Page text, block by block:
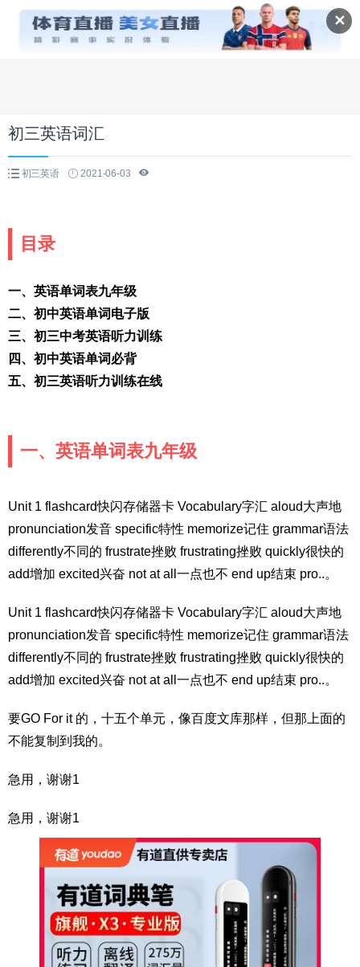
✕
初三英语词汇
初三英语 2021-06-03
目录
一、英语单词表九年级
二、初中英语单词电子版
三、初三中考英语听力训练
四、初中英语单词必背
五、初三英语听力训练在线
一、英语单词表九年级
Unit 1 flashcard快闪存储器卡 Vocabulary字汇 aloud大声地
pronunciation发音 specific特性 memorize记住 grammar语法
differently不同的 frustrate挫败 frustrating挫败 quickly很快的
add增加 excited兴奋 not at all一点也不 end up结束 pro..。
Unit 1 flashcard快闪存储器卡 Vocabulary字汇 aloud大声地
pronunciation发音 specific特性 memorize记住 grammar语法
differently不同的 frustrate挫败 frustrating挫败 quickly很快的
add增加 excited兴奋 not at all一点也不 end up结束 pro..。
要GO For it 的，十五个单元，像百度文库那样，但那上面的
不能复制到我的。
急用，谢谢1
急用，谢谢1